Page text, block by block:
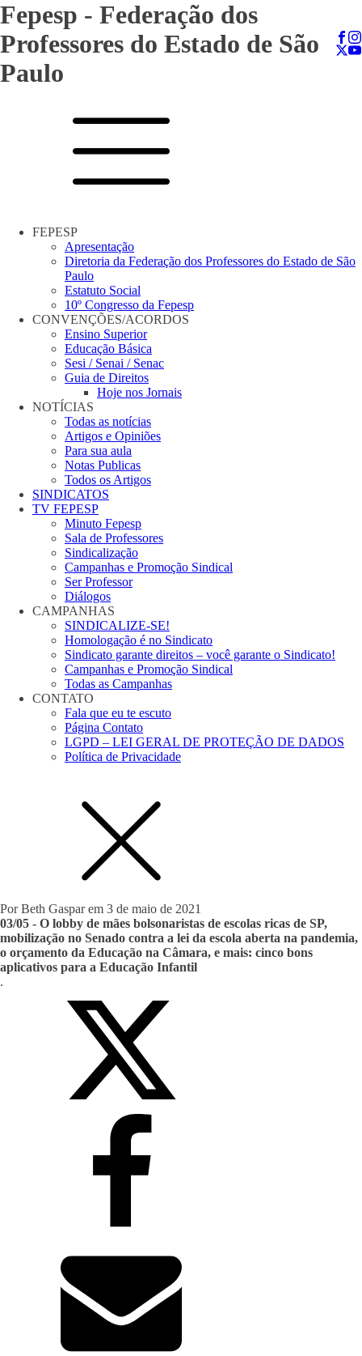
Fepesp - Federação dos
Professores do Estado de São
Paulo
FEPESP
Apresentação
Diretoria da Federação dos Professores do Estado de São
Paulo
Estatuto Social
10º Congresso da Fepesp
CONVENÇÕES/ACORDOS
Ensino Superior
Educação Básica
Sesi / Senai / Senac
Guia de Direitos
Hoje nos Jornais
NOTÍCIAS
Todas as notícias
Artigos e Opiniões
Para sua aula
Notas Publicas
Todos os Artigos
SINDICATOS
TV FEPESP
Minuto Fepesp
Sala de Professores
Sindicalização
Campanhas e Promoção Sindical
Ser Professor
Diálogos
CAMPANHAS
SINDICALIZE-SE!
Homologação é no Sindicato
Sindicato garante direitos – você garante o Sindicato!
Campanhas e Promoção Sindical
Todas as Campanhas
CONTATO
Fala que eu te escuto
Página Contato
LGPD – LEI GERAL DE PROTEÇÃO DE DADOS
Política de Privacidade
PorBeth Gasparem 3 de maio de 2021
03/05 - O lobby de mães bolsonaristas de escolas ricas de SP,
mobilização no Senado contra a lei da escola aberta na pandemia,
o orçamento da Educação na Câmara, e mais: cinco bons
aplicativos para a Educação Infantil
.